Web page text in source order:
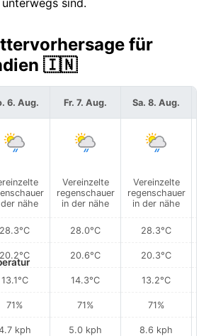
sind.
für
🇮🇳
6. Aug.
nähe
28.3°C
20.2°C
13.1°C
71%
kph
Fr. 7. Aug.
Vereinzelte
regenschauer
in der nähe
28.0°C
20.6°C
14.3°C
71%
5.0 kph
Sa. 8. Aug.
Vereinzelte
regenschauer
in der nähe
28.3°C
20.3°C
13.2°C
71%
8.6 kph